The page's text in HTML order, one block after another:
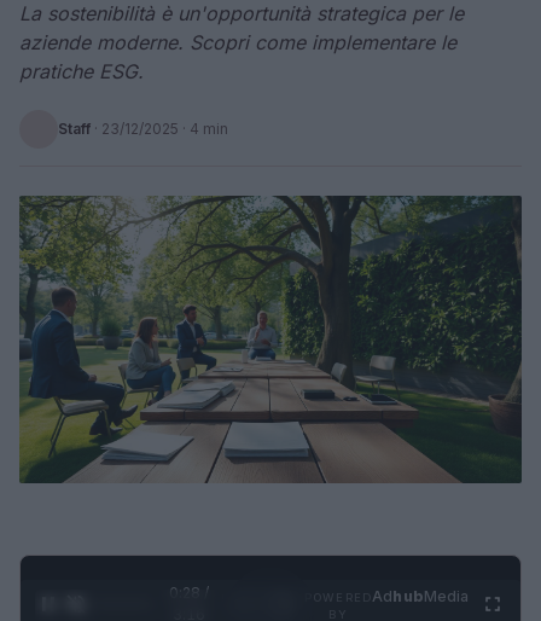
La sostenibilità è un'opportunità strategica per le
aziende moderne. Scopri come implementare le
pratiche ESG.
Staff · 23/12/2025 · 4 min
0:29 /
AdhubMedia